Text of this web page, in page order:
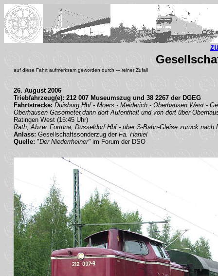
auf diese Fahrt aufmerksam geworden durch --- reiner Zufall
26. August 2006
Triebfahrzeug(e): 212 007 Museumszug und 38 2267 der DGEG
Fahrtstrecke: Duisburg Hbf - Moers - Meiderich - Oberhausen West -
Oberhausen Gasometer,dann dort Aufenthalt und von dort über
Ratingen West (15:45 Uhr)
Rath, Abzw. Fortuna, Düsseldorf Hbf - über S-Bahn-Gleise zurück nach
Anlass:Gesellschaftssonderzug der Fa. Haniel
Quelle: "Der Niederrheiner" im Forum der DSO